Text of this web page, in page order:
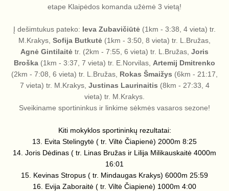
etape Klaipėdos komanda užėmė 3 vietą!
Į dešimtukus pateko: Ieva Zubavičiūtė (1km - 3:38, 4 vieta) tr.
M.Krakys, Sofija Butkutė (1km - 3:50, 8 vieta) tr. L.Bružas,
Agnė Gintilaitė tr. (2km - 7:55, 6 vieta) tr. L.Bružas, Joris
Broška (1km - 3:37, 7 vieta) tr. E.Norvilas, Artemij Dmitrenko
(2km - 7:08, 6 vieta) tr. L.Bružas, Rokas Šmaižys (6km - 21:17,
7 vieta) tr. M.Krakys, Justinas Laurinaitis (8km - 27:33, 4
vieta) tr. M.Krakys.
Sveikiname sportininkus ir linkime sėkmės vasaros sezone!
Kiti mokyklos sportininkų rezultatai:
13. Evita Stelingytė ( tr. Viltė Čiapienė) 2000m 8:25
14. Joris Dėdinas ( tr. Linas Bružas ir Lilija Milikauskaitė 4000m
16:01
15. Kevinas Stropus ( tr. Mindaugas Krakys) 6000m 25:59
16. Evija Zaboraitė ( tr. Viltė Čiapienė) 1000m 4:00